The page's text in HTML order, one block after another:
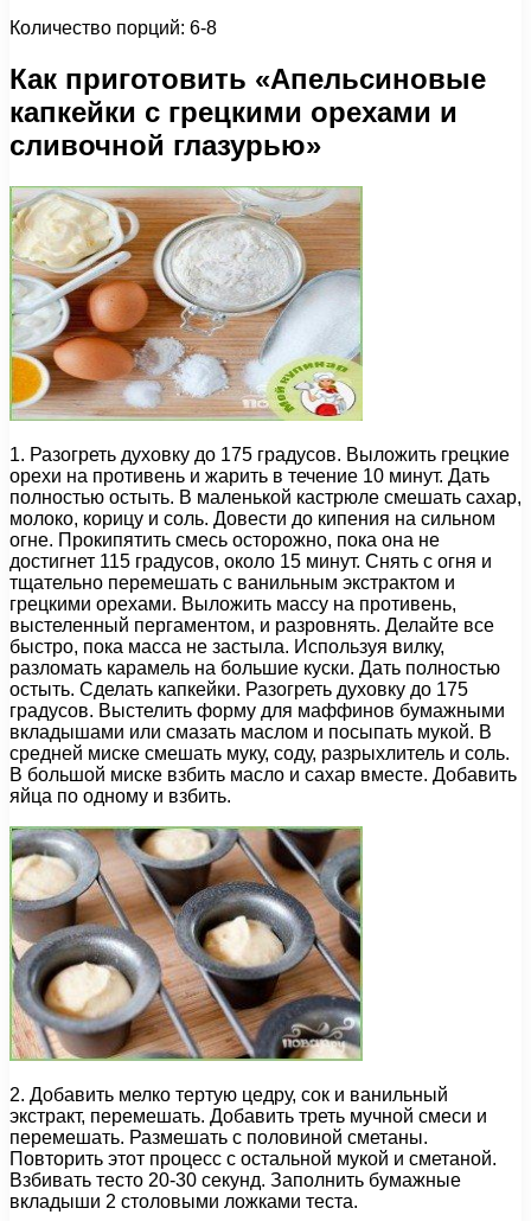
Количество порций: 6-8
Как приготовить «Апельсиновые
капкейки с грецкими орехами и
сливочной глазурью»
1. Разогреть духовку до 175 градусов. Выложить грецкие
орехи на противень и жарить в течение 10 минут. Дать
полностью остыть. В маленькой кастрюле смешать сахар,
молоко, корицу и соль. Довести до кипения на сильном
огне. Прокипятить смесь осторожно, пока она не
достигнет 115 градусов, около 15 минут. Снять с огня и
тщательно перемешать с ванильным экстрактом и
грецкими орехами. Выложить массу на противень,
выстеленный пергаментом, и разровнять. Делайте все
быстро, пока масса не застыла. Используя вилку,
разломать карамель на большие куски. Дать полностью
остыть. Сделать капкейки. Разогреть духовку до 175
градусов. Выстелить форму для маффинов бумажными
вкладышами или смазать маслом и посыпать мукой. В
средней миске смешать муку, соду, разрыхлитель и соль.
В большой миске взбить масло и сахар вместе. Добавить
яйца по одному и взбить.
2. Добавить мелко тертую цедру, сок и ванильный
экстракт, перемешать. Добавить треть мучной смеси и
перемешать. Размешать с половиной сметаны.
Повторить этот процесс с остальной мукой и сметаной.
Взбивать тесто 20-30 секунд. Заполнить бумажные
вкладыши 2 столовыми ложками теста.